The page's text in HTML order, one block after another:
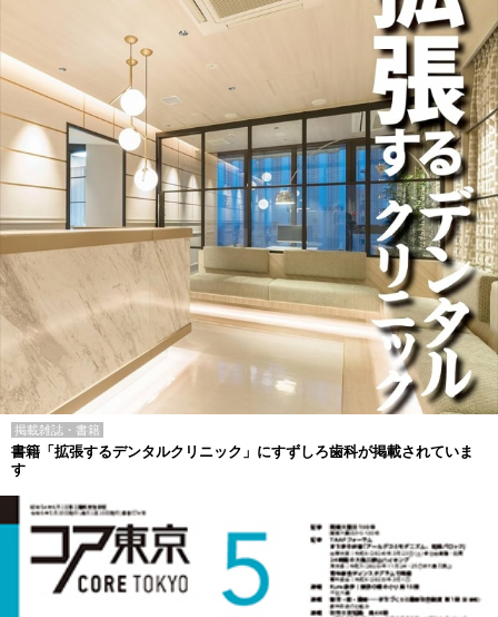
掲載雑誌・書籍
書籍「拡張するデンタルクリニック」にすずしろ歯科が掲載されていま
す